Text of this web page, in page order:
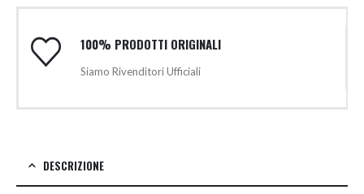
100% PRODOTTI ORIGINALI
Siamo Rivenditori Ufficiali
DESCRIZIONE